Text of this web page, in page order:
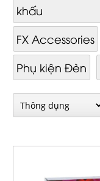
khấu
FX Accessories
Phụ kiện Đèn